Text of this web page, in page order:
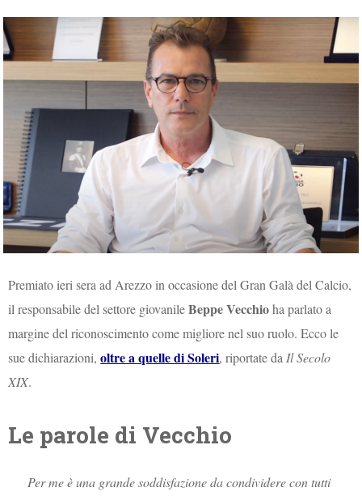
Premiato ieri sera ad Arezzo in occasione del Gran Galà del Calcio,
il responsabile del settore giovanileBeppe Vecchioha parlato a
margine del riconoscimento come migliore nel suo ruolo. Ecco le
sue dichiarazioni,oltre a quelle di Soleri, riportate da Il Secolo
XIX.
Le parole di Vecchio
Per me è una grande soddisfazione da condividere con tutti